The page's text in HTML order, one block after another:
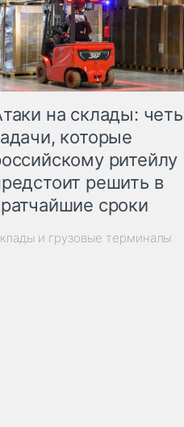
на склады:
которые
ритейлу
решить в
сроки
и грузовые терминалы